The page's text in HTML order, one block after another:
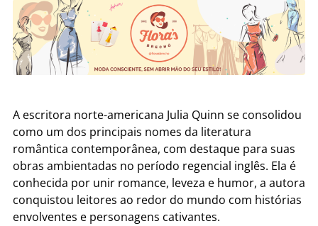
A escritora norte-americana Julia Quinn se consolidou
como um dos principais nomes da literatura
romântica contemporânea, com destaque para suas
obras ambientadas no período regencial inglês. Ela é
conhecida por unir romance, leveza e humor, a autora
conquistou leitores ao redor do mundo com histórias
envolventes e personagens cativantes.